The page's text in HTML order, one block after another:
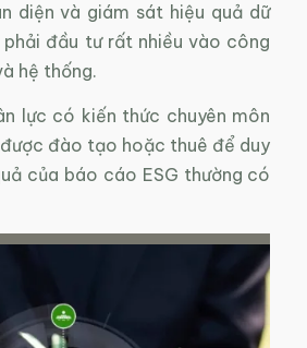
diện và giám sát hiệu quả dữ
đầu tư rất nhiều vào công
hệ thống.
lực có kiến thức chuyên môn
đào tạo hoặc thuê để duy
của báo cáo ESG thường có